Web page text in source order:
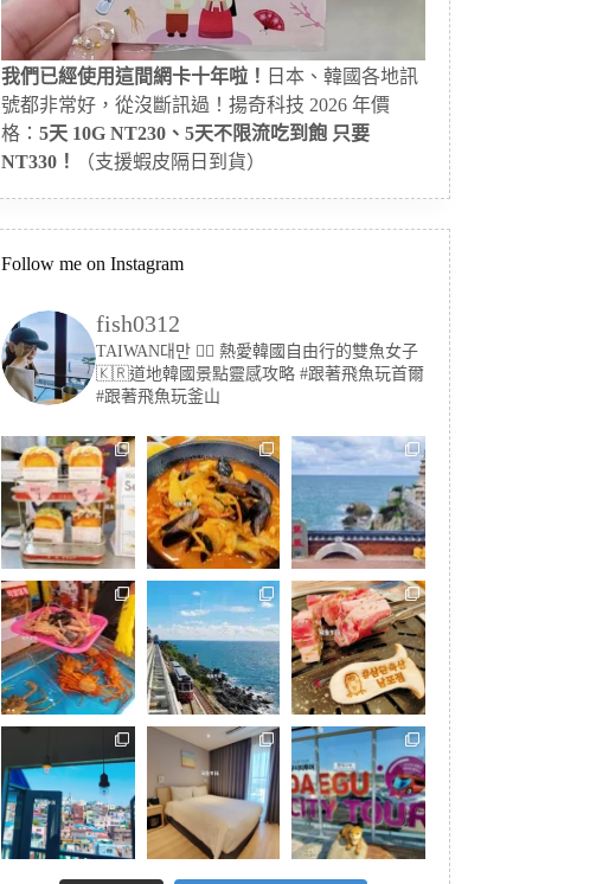
我們已經使用這間網卡十年啦！ 日本、韓國各地訊
號都非常好，從沒斷訊過！揚奇科技 2026 年價
格：5天 10G NT230、5天不限流吃到飽 只要
NT330！
（支援蝦皮隔日到貨）
Follow me on Instagram
fish0312
TAIWAN대만 🏳️‍🌈 熱愛韓國自由行的雙魚女子
🇰🇷道地韓國景點靈感攻略 #跟著飛魚玩首爾
#跟著飛魚玩釜山